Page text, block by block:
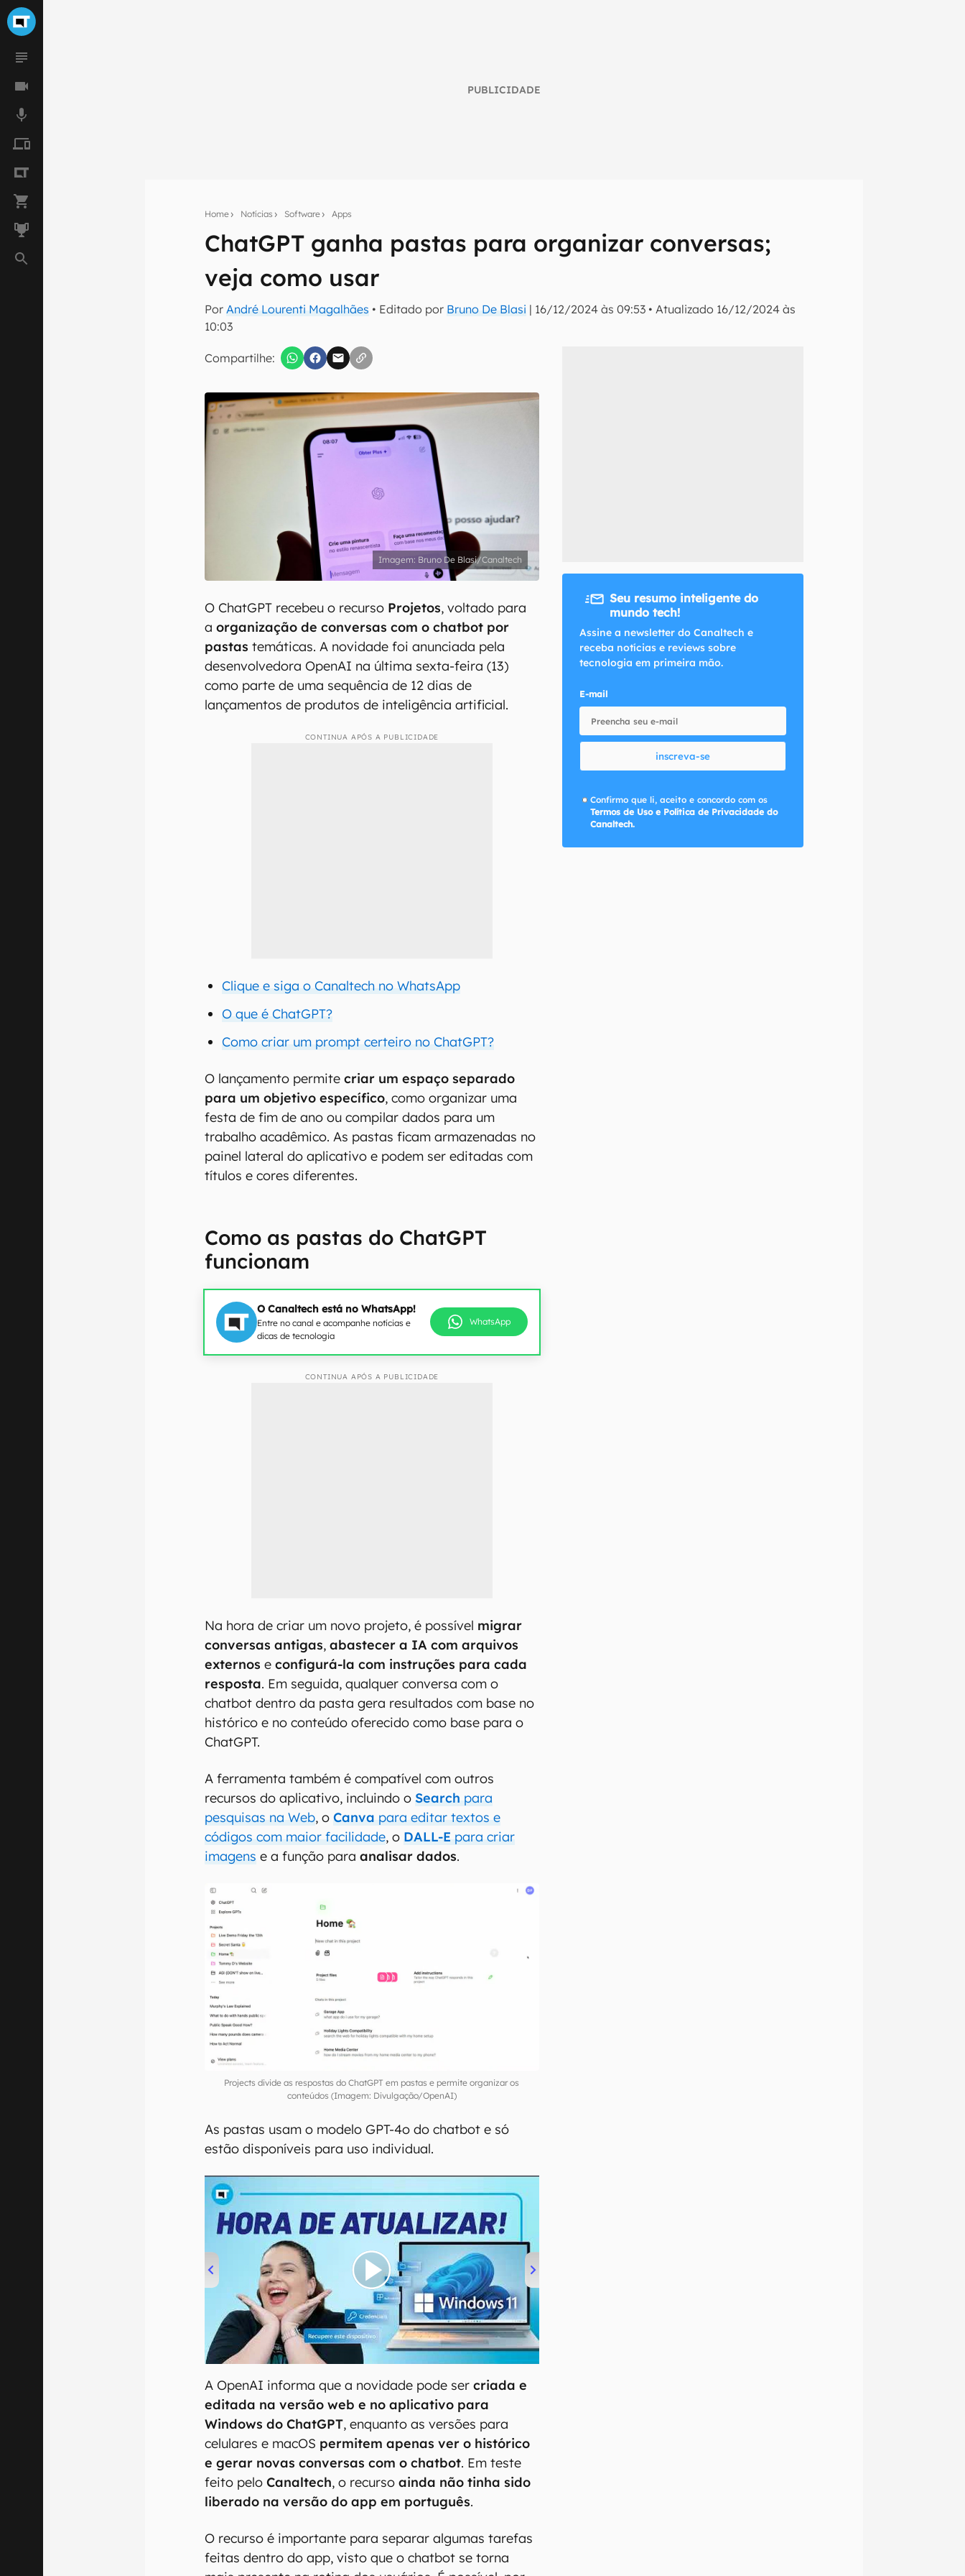
PUBLICIDADE
Home Notícias Software Apps
ChatGPT ganha pastas para organizar conversas;
veja como usar
PorAndré Lourenti Magalhães • Editado por Bruno De Blasi | 16/12/2024 às 09:53 •Atualizado 16/12/2024 às
10:03
Compartilhe:
Seu resumo inteligente do mundo tech!
Assine a newsletter do Canaltech e receba notícias e reviews sobre tecnologia em primeira
Confirmo que li, aceito e concordo com os
Bruno De Blasi/Canaltech
O ChatGPT recebeu o recurso Projetos, voltado para
aorganização de conversas com o chatbot por
pastas temáticas. A novidade foi anunciada pela
desenvolvedora OpenAI na última sexta-feira (13)
como parte de uma sequência de 12 dias de
lançamentos de produtos de inteligência artificial.
CONTINUA APÓS A PUBLICIDADE
Clique e siga o Canaltech no WhatsApp
O que é ChatGPT?
Como criar um prompt certeiro no ChatGPT?
O lançamento permitecriar um espaço separado
para um objetivo específico, como organizar uma
festa de fim de ano ou compilar dados para um
trabalho acadêmico. As pastas ficam armazenadas no
painel lateral do aplicativo e podem ser editadas com
títulos e cores diferentes.
Como as pastas do ChatGPT
funcionam
O Canaltech está no WhatsApp!
Entre no canal e acompanhe notícias e
dicas de tecnologia
WhatsApp
CONTINUA APÓS A PUBLICIDADE
Na hora de criar um novo projeto, é possível migrar
conversas antigas,abastecer a IA com arquivos
externos econfigurá-la com instruções para cada
resposta. Em seguida, qualquer conversa com o
chatbot dentro da pasta gera resultados com base no
histórico e no conteúdo oferecido como base para o
ChatGPT.
A ferramenta também é compatível com outros
recursos do aplicativo, incluindo oSearch para
pesquisas na Web, oCanva para editar textos e
códigos com maior facilidade, o DALL-E para criar
imagens e a função paraanalisar dados.
Projects divide as respostas do ChatGPT em pastas e permite organizar os
conteúdos (Imagem: Divulgação/OpenAI)
As pastas usam o modelo GPT-4o do chatbot e só
estão disponíveis para uso individual.
00:00/04:52
A OpenAI informa que a novidade pode ser criada e
editada na versão web e no aplicativo para
Windows do ChatGPT, enquanto as versões para
celulares e macOS permitem apenas ver o histórico
e gerar novas conversas com o chatbot. Em teste
feito peloCanaltech, o recurso ainda não tinha sido
liberado na versão do app em português.
O recurso é importante para separar algumas tarefas
feitas dentro do app, visto que o chatbot se torna
Seu resumo inteligente do
mundo tech!
Assine a newsletter do Canaltech e
receba notícias e reviews sobre
tecnologia em primeira mão.
E-mail
inscreva-se
Confirmo que li, aceito e concordo com os
Termos de Uso e Política de Privacidade do
Canaltech.